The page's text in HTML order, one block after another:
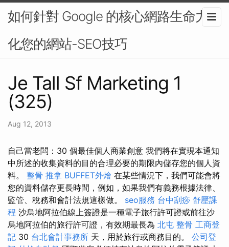
如何針對 Google 的核心網路生命力優
化您的網站-SEO技巧
Je Tall Sf Marketing 1
(325)
Aug 12, 2013
自己當老闆：30 個最佳個人商業創意 我們將在實現本通知
中所述的收集資料的目的合理必要的期限內儲存您的個人資
料。 整骨 推拿 BUFFET外燴 在某些情況下，我們可能會將
您的資料儲存更長時間，例如，如果我們有義務根據法律、
監管、稅務和會計法規這樣做。 seo服務 台中刮痧 舒壓課
程 沙烏地阿拉伯線上簽證是一種電子旅行許可證或前往沙
烏地阿拉伯的旅行許可證，有效期最長為 北屯 整骨 工商登
記 30 台北會計事務所 天，用於旅行或商務目的。 公司登